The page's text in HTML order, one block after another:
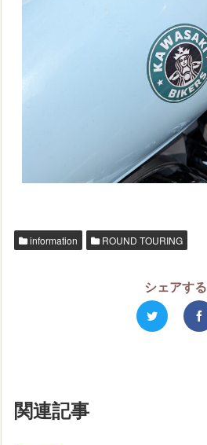
information ROUND TOURING
シェアする
関連記事